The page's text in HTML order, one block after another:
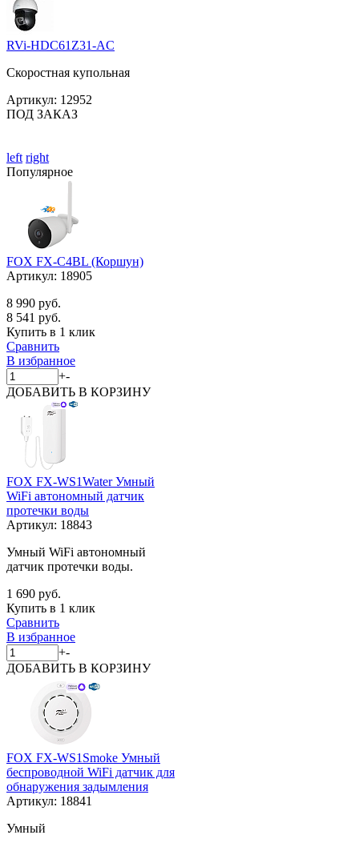
RVi-HDC61Z31-AC
Скоростная купольная
Артикул: 12952
ПОД ЗАКАЗ
left right
Популярное
FOX FX-C4BL (Коршун)
Артикул: 18905
8 990 руб.
8 541 руб.
Купить в 1 клик
Сравнить
В избранное
+-
ДОБАВИТЬ В КОРЗИНУ
FOX FX-WS1Water Умный
WiFi автономный датчик
протечки воды
Артикул: 18843
Умный WiFi автономный
датчик протечки воды.
1 690 руб.
Купить в 1 клик
Сравнить
В избранное
+-
ДОБАВИТЬ В КОРЗИНУ
FOX FX-WS1Smoke Умный
беспроводной WiFi датчик для
обнаружения задымления
Артикул: 18841
Умный